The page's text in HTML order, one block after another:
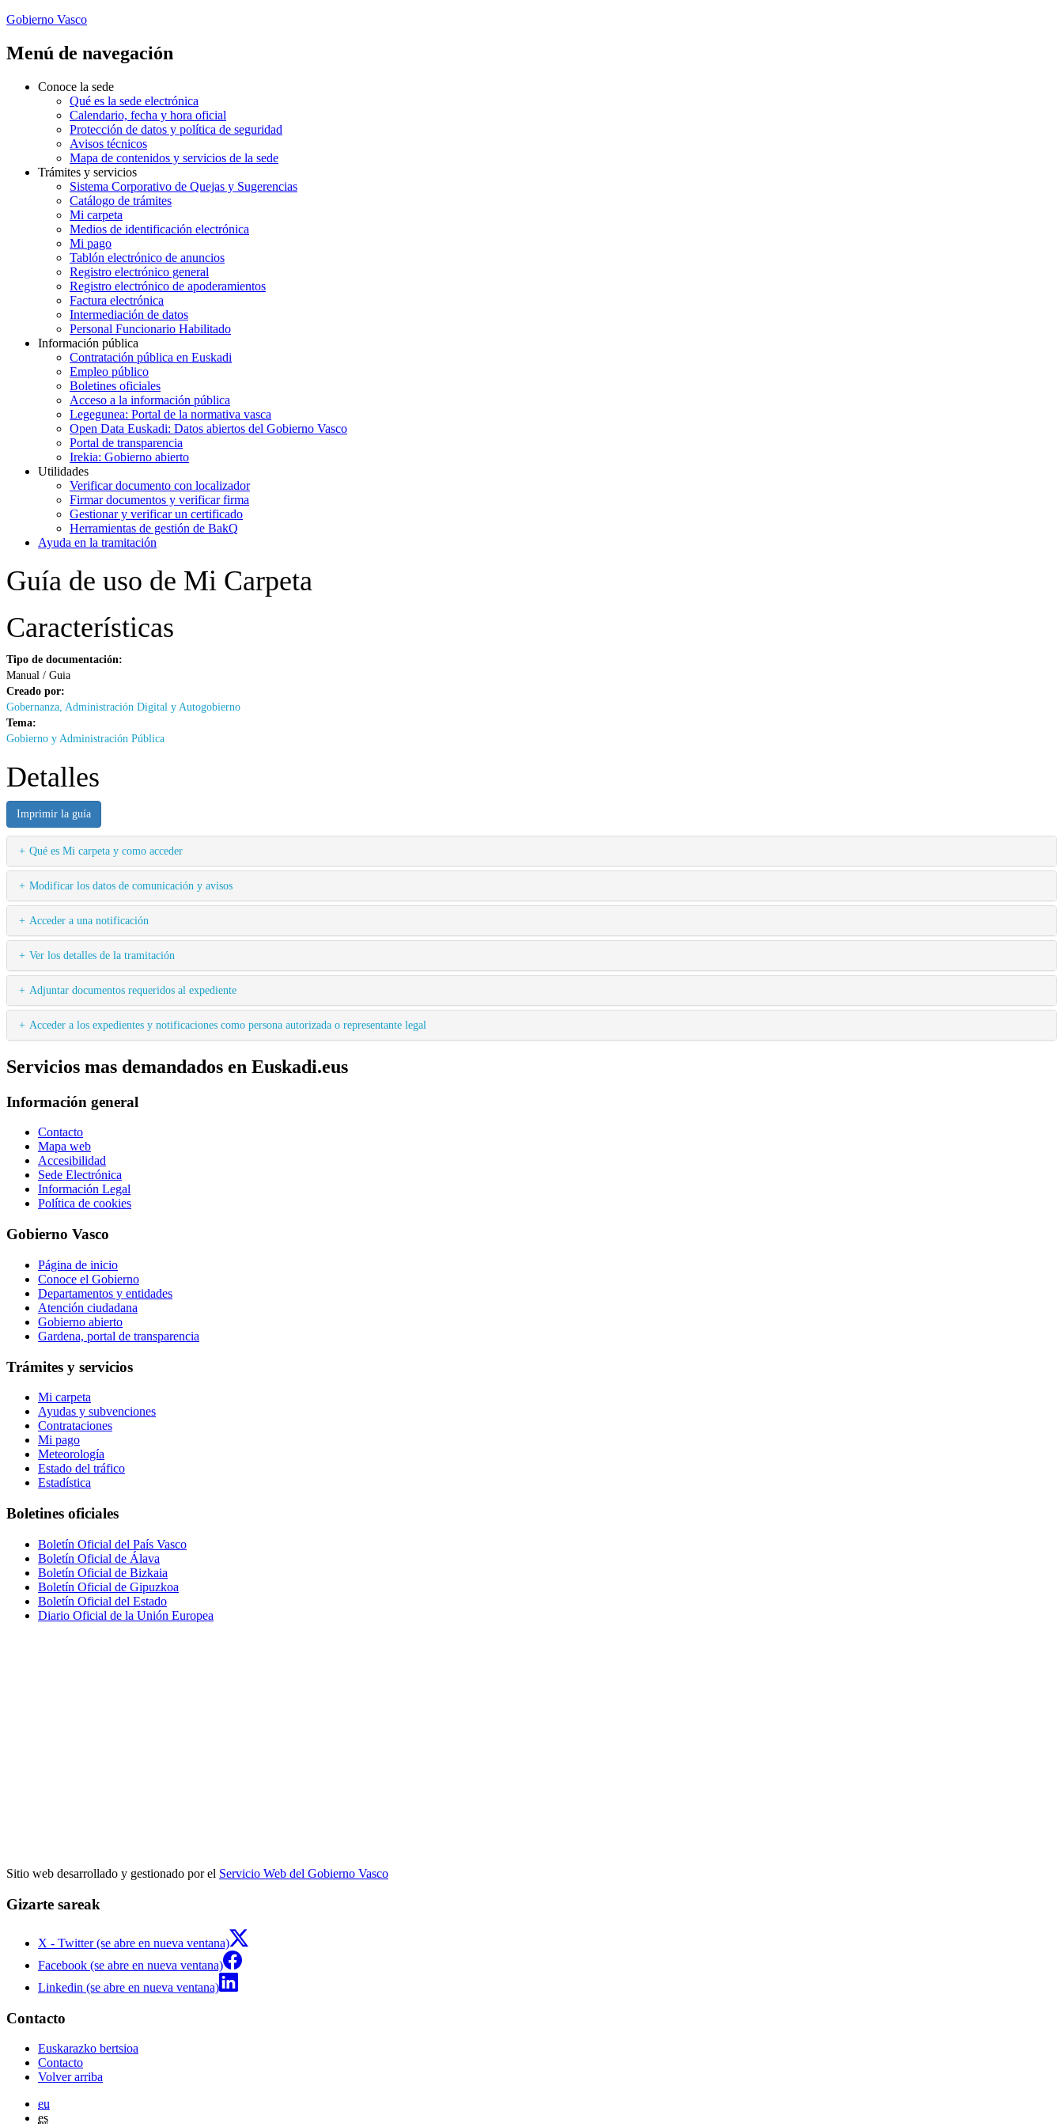
Gobierno Vasco
Menú de navegación
Conoce la sede
Qué es la sede electrónica
Calendario, fecha y hora oficial
Protección de datos y política de seguridad
Avisos técnicos
Mapa de contenidos y servicios de la sede
Trámites y servicios
Sistema Corporativo de Quejas y Sugerencias
Catálogo de trámites
Mi carpeta
Medios de identificación electrónica
Mi pago
Tablón electrónico de anuncios
Registro electrónico general
Registro electrónico de apoderamientos
Factura electrónica
Intermediación de datos
Personal Funcionario Habilitado
Información pública
Contratación pública en Euskadi
Empleo público
Boletines oficiales
Acceso a la información pública
Legegunea: Portal de la normativa vasca
Open Data Euskadi: Datos abiertos del Gobierno Vasco
Portal de transparencia
Irekia: Gobierno abierto
Utilidades
Verificar documento con localizador
Firmar documentos y verificar firma
Gestionar y verificar un certificado
Herramientas de gestión de BakQ
Ayuda en la tramitación
Guía de uso de Mi Carpeta
Características
Tipo de documentación:
Manual / Guia
Creado por:
Gobernanza, Administración Digital y Autogobierno
Tema:
Gobierno y Administración Pública
Detalles
Imprimir la guía
Qué es Mi carpeta y como acceder
Modificar los datos de comunicación y avisos
Acceder a una notificación
Ver los detalles de la tramitación
Adjuntar documentos requeridos al expediente
Acceder a los expedientes y notificaciones como persona autorizada o representante legal
Servicios mas demandados en Euskadi.eus
Información general
Contacto
Mapa web
Accesibilidad
Sede Electrónica
Información Legal
Política de cookies
Gobierno Vasco
Página de inicio
Conoce el Gobierno
Departamentos y entidades
Atención ciudadana
Gobierno abierto
Gardena, portal de transparencia
Trámites y servicios
Mi carpeta
Ayudas y subvenciones
Contrataciones
Mi pago
Meteorología
Estado del tráfico
Estadística
Boletines oficiales
Boletín Oficial del País Vasco
Boletín Oficial de Álava
Boletín Oficial de Bizkaia
Boletín Oficial de Gipuzkoa
Boletín Oficial del Estado
Diario Oficial de la Unión Europea
Sitio web desarrollado y gestionado por el Servicio Web del Gobierno Vasco
Gizarte sareak
X - Twitter (se abre en nueva ventana)
Facebook (se abre en nueva ventana)
Linkedin (se abre en nueva ventana)
Contacto
Euskarazko bertsioa
Contacto
Volver arriba
eu
es